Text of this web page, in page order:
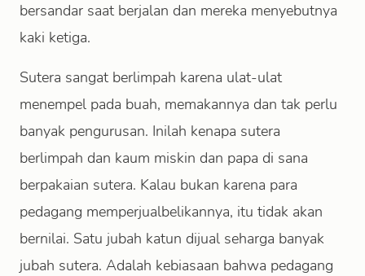
bersandar saat berjalan dan mereka menyebutnya
kaki ketiga.
Sutera sangat berlimpah karena ulat-ulat
menempel pada buah, memakannya dan tak perlu
banyak pengurusan. Inilah kenapa sutera
berlimpah dan kaum miskin dan papa di sana
berpakaian sutera. Kalau bukan karena para
pedagang memperjualbelikannya, itu tidak akan
bernilai. Satu jubah katun dijual seharga banyak
jubah sutera. Adalah kebiasaan bahwa pedagang